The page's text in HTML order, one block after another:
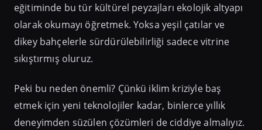
eğitiminde bu tür kültürel peyzajları ekolojik altyapı
olarak okumayı öğretmek. Yoksa yeşil çatılar ve
dikey bahçelerle sürdürülebilirliği sadece vitrine
sıkıştırmış oluruz.
Peki bu neden önemli? Çünkü iklim kriziyle baş
etmek için yeni teknolojiler kadar, binlerce yıllık
deneyimden süzülen çözümleri de ciddiye almalıyız.